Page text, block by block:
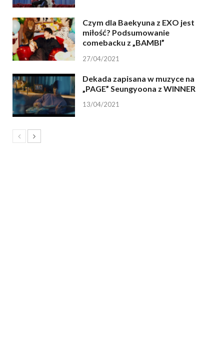
Czym dla Baekyuna z EXO jest
miłość? Podsumowanie
comebacku z „BAMBI”
27/04/2021
Dekada zapisana w muzyce na
„PAGE” Seungyoona z WINNER
13/04/2021